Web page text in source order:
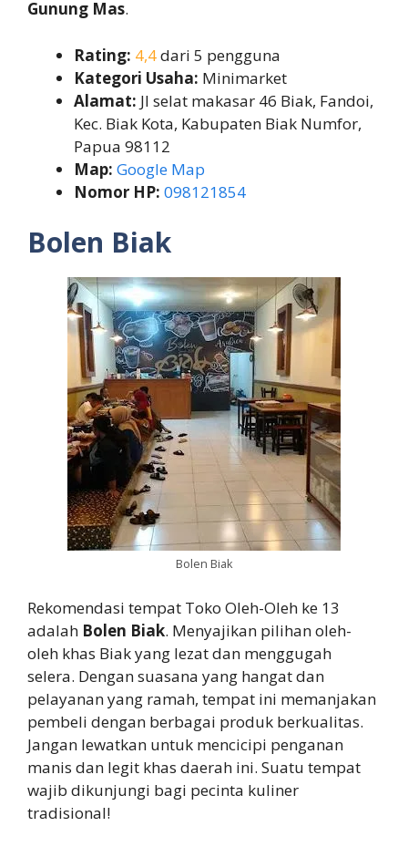
Gunung Mas.
Rating: 4,4dari 5 pengguna
Kategori Usaha: Minimarket
Alamat: Jl selat makasar 46 Biak, Fandoi,
Kec. Biak Kota, Kabupaten Biak Numfor,
Papua 98112
Map: Google Map
Nomor HP: 098121854
Bolen Biak
Bolen Biak
Rekomendasi tempat Toko Oleh-Oleh ke 13
adalah Bolen Biak. Menyajikan pilihan oleh-
oleh khas Biak yang lezat dan menggugah
selera. Dengan suasana yang hangat dan
pelayanan yang ramah, tempat ini memanjakan
pembeli dengan berbagai produk berkualitas.
Jangan lewatkan untuk mencicipi penganan
manis dan legit khas daerah ini. Suatu tempat
wajib dikunjungi bagi pecinta kuliner
tradisional!